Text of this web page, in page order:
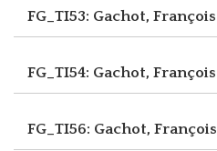
FG_TI53: Gachot, François
FG_TI54: Gachot, François
FG_TI56: Gachot, François